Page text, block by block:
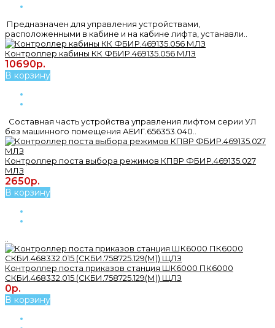
Предназначен для управления устройствами,
расположенными в кабине и на кабине лифта, устанавли..
Контроллер кабины КК ФБИР.469135.056 МЛЗ
10690р.
В корзину
Составная часть устройства управления лифтом серии УЛ
без машинного помещения АЕИГ.656353.040..
Контроллер поста выбора режимов КПВР ФБИР.469135.027
МЛЗ
2650р.
В корзину
Контроллер поста приказов станция ШК6000 ПК6000
СКБИ.468332.015 (СКБИ.758725.129(М)) ЩЛЗ
0р.
В корзину